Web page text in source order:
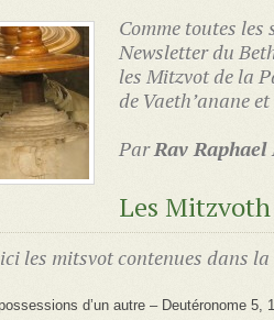
Comme toutes
Newsletter du
les Mitzvot de la
de Vaeth’anane
ParRav
Les
les mitsvot contenues dans
d’un autre – Deutéronome 5,